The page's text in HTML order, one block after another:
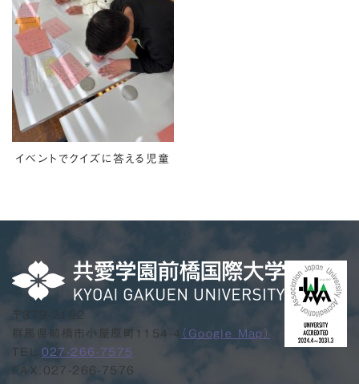
イベントでクイズに答える児童
〒379-2192
群馬県前橋市小屋原町1154-4
（Google Map）
TEL. 027-266-7575
FAX.027-266-7576